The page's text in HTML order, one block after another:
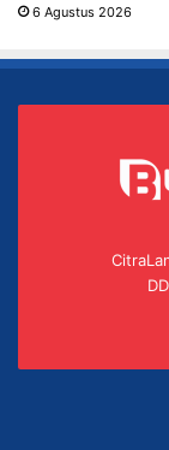
6 Agustus 2026